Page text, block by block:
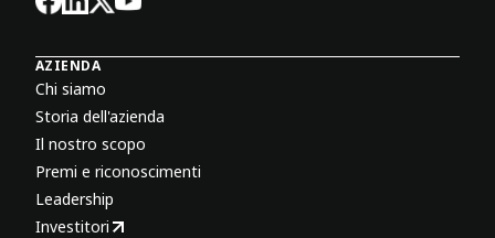
AZIENDA
Chi siamo
Storia dell'azienda
Il nostro scopo
Premi e riconoscimenti
Leadership
Investitori